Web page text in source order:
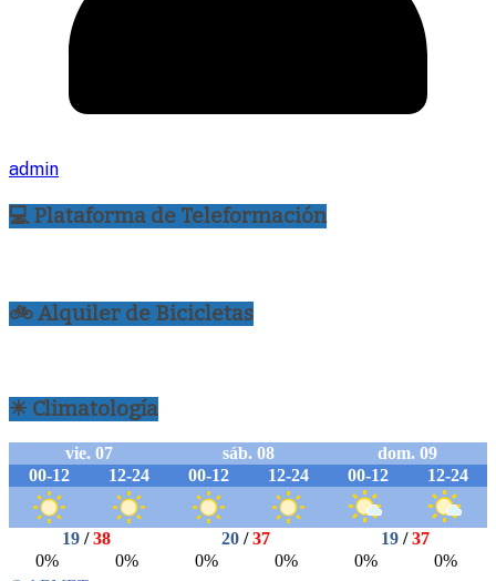
admin
💻 Plataforma de Teleformación
🚲 Alquiler de Bicicletas
☀ Climatología